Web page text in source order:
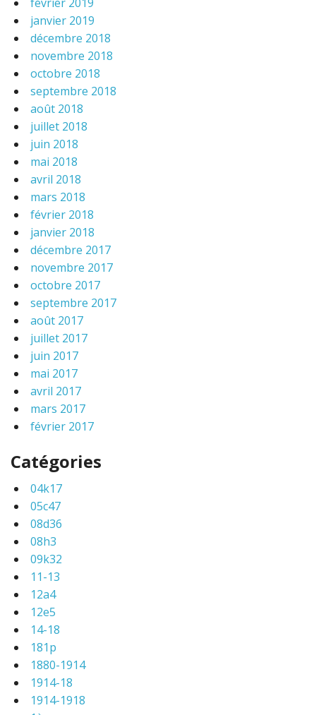
janvier 2019
décembre 2018
novembre 2018
octobre 2018
septembre 2018
août 2018
juillet 2018
juin 2018
mai 2018
avril 2018
mars 2018
février 2018
janvier 2018
décembre 2017
novembre 2017
octobre 2017
septembre 2017
août 2017
juillet 2017
juin 2017
mai 2017
avril 2017
mars 2017
février 2017
Catégories
04k17
05c47
08d36
08h3
09k32
11-13
12a4
12e5
14-18
181p
1880-1914
1914-18
1914-1918